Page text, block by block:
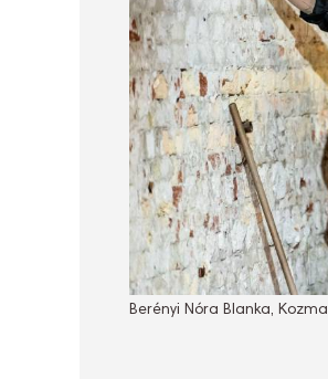
Berényi Nóra Blanka,